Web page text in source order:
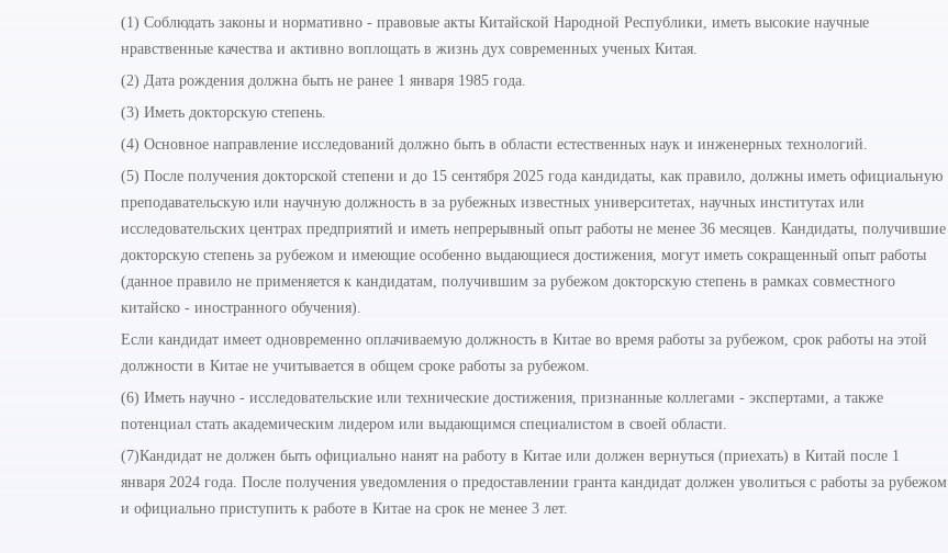
(1) Соблюдать законы и нормативно - правовые акты Китайской Народной Республики, иметь высокие научные
нравственные качества и активно воплощать в жизнь дух современных ученых Китая.
(2) Дата рождения должна быть не ранее 1 января 1985 года.
(3) Иметь докторскую степень.
(4) Основное направление исследований должно быть в области естественных наук и инженерных технологий.
(5) После получения докторской степени и до 15 сентября 2025 года кандидаты, как правило, должны иметь официальную
преподавательскую или научную должность в за рубежных известных университетах, научных институтах или
исследовательских центрах предприятий и иметь непрерывный опыт работы не менее 36 месяцев. Кандидаты, получившие
докторскую степень за рубежом и имеющие особенно выдающиеся достижения, могут иметь сокращенный опыт работы
(данное правило не применяется к кандидатам, получившим за рубежом докторскую степень в рамках совместного
китайско - иностранного обучения).
Если кандидат имеет одновременно оплачиваемую должность в Китае во время работы за рубежом, срок работы на этой
должности в Китае не учитывается в общем сроке работы за рубежом.
(6) Иметь научно - исследовательские или технические достижения, признанные коллегами - экспертами, а также
потенциал стать академическим лидером или выдающимся специалистом в своей области.
(7)Кандидат не должен быть официально нанят на работу в Китае или должен вернуться (приехать) в Китай после 1
января 2024 года. После получения уведомления о предоставлении гранта кандидат должен уволиться с работы за рубежом
и официально приступить к работе в Китае на срок не менее 3 лет.